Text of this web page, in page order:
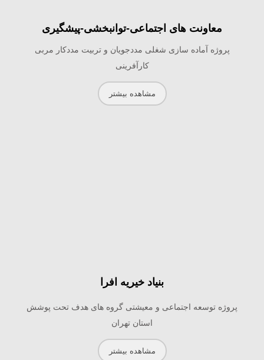
معاونت های اجتماعی-توانبخشی-پیشگیری
پروژه آماده سازی شغلی مددجویان و تربیت مددکار مربی
کارآفرینی
مشاهده بیشتر
بنیاد خیریه افرا
پروژه توسعه اجتماعی و معیشتی گروه های هدف تحت پوشش
استان تهران
مشاهده بیشتر